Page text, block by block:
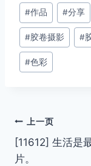
文
章
标
签：
#作品 #分享
#胶卷摄影 #
#色彩
文
章
上一页
[11612] 生活是
片。